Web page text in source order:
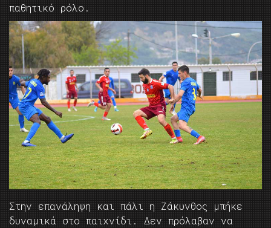
παθητικό ρόλο.
Στην επανάληψη και πάλι η Ζάκυνθος μπήκε
δυναμικά στο παιχνίδι. Δεν πρόλαβαν να